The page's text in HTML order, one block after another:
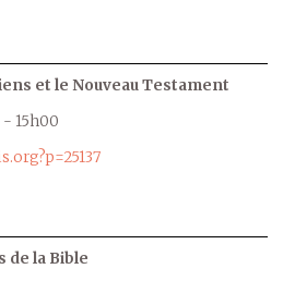
et le Nouveau Testament
- 15h00
de la Bible